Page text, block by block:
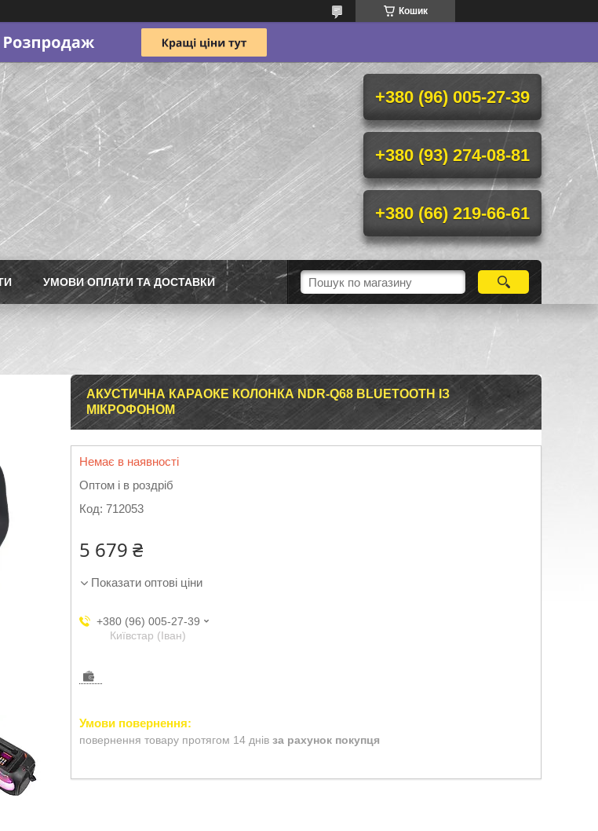
Кошик
+380 (96) 005-27-39
+380 (93) 274-08-81
+380 (66) 219-66-61
УМОВИ ОПЛАТИ ТА ДОСТАВКИ
АКУСТИЧНА КАРАОКЕ КОЛОНКА NDR-Q68 BLUETOOTH ІЗ
МІКРОФОНОМ
Немає в наявності
Оптом і в роздріб
Код: 712053
5 679 ₴
Показати оптові ціни
+380 (96) 005-27-39
Київстар (Іван)
повернення товару протягом 14 днів за рахунок покупця